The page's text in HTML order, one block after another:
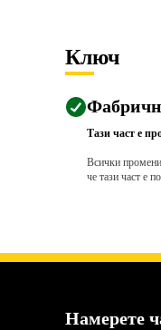
Ключ
Тази част е
Всички
че тази част е
Намерете